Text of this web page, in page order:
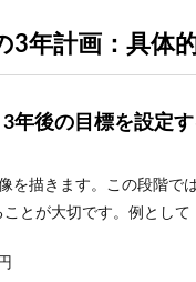
3年計画：具体
年後の目標を設定
を描きます。この段階で
とが大切です。例として